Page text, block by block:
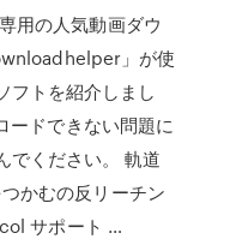
用の人気動画ダウ
」が使
フトを紹介しまし
ドできない問題に
でください。 軌道
かむの反リーチン
サポート …